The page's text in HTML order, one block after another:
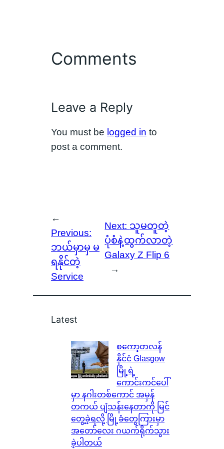
Comments
Leave a Reply
You must be logged in to
post a comment.
←
Previous:
ဘယ်မှာမှ မ
ရနိုင်တဲ့
Service
Next: သူမတူတဲ့
ပုံစံနဲ့ထွက်လာတဲ့
Galaxy Z Flip 6
→
Latest
စကော့တလန်
နိုင်ငံ Glasgow
မြို့ရဲ့
ကောင်းကင်ပေါ်
မှာ နဂါးတစ်ကောင် အမှန်
တကယ် ပျံသန်းနေတာကို မြင်
တွေ့ခဲ့ရလို့ မြို့ခံတွေကြားမှာ
အတော်လေး ဂယက်ရိုက်သွား
ခဲ့ပါတယ်